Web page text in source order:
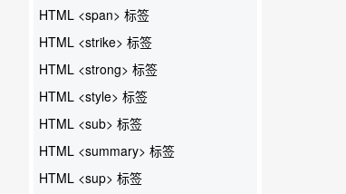
HTML <span> 标签
HTML <strike> 标签
HTML <strong> 标签
HTML <style> 标签
HTML <sub> 标签
HTML <summary> 标签
HTML <sup> 标签